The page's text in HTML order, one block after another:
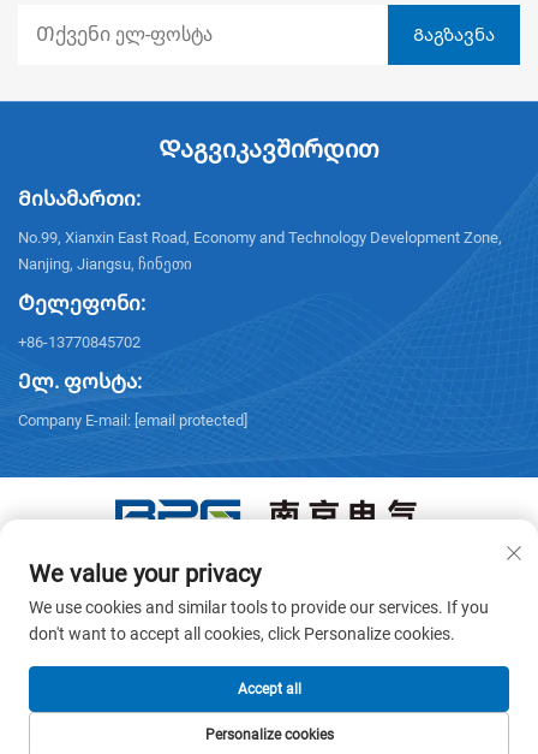
Დაგვიკავშირდით
Მისამართი:
No.99, Xianxin East Road, Economy and Technology Development Zone,
Nanjing, Jiangsu, ჩინეთი
Ტელეფონი:
+86-13770845702
Ელ. ფოსტა:
Company E-mail: [email protected]
Საკუთრების მფლობელობა © 2026 ნანჯინის ელექტრო
კომპანია. ყველა უფლება დაცულია. -Კონფიდენციალურობის
პოლიტიკა
We value your privacy
We use cookies and similar tools to provide our services. If you
don't want to accept all cookies, click Personalize cookies.
Personalize cookies
Accept all